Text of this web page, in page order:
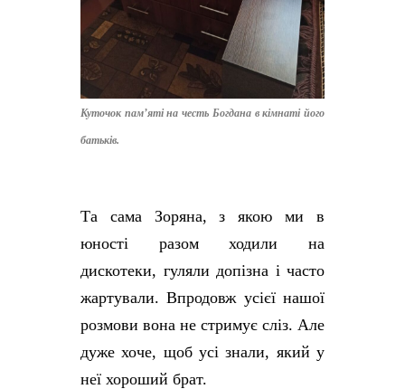
Куточок пам’яті на честь Богдана в кімнаті його
батьків.
Та сама Зоряна, з якою ми в
юності разом ходили на
дискотеки, гуляли допізна і часто
жартували. Впродовж усієї нашої
розмови вона не стримує сліз. Але
дуже хоче, щоб усі знали, який у
неї хороший брат.